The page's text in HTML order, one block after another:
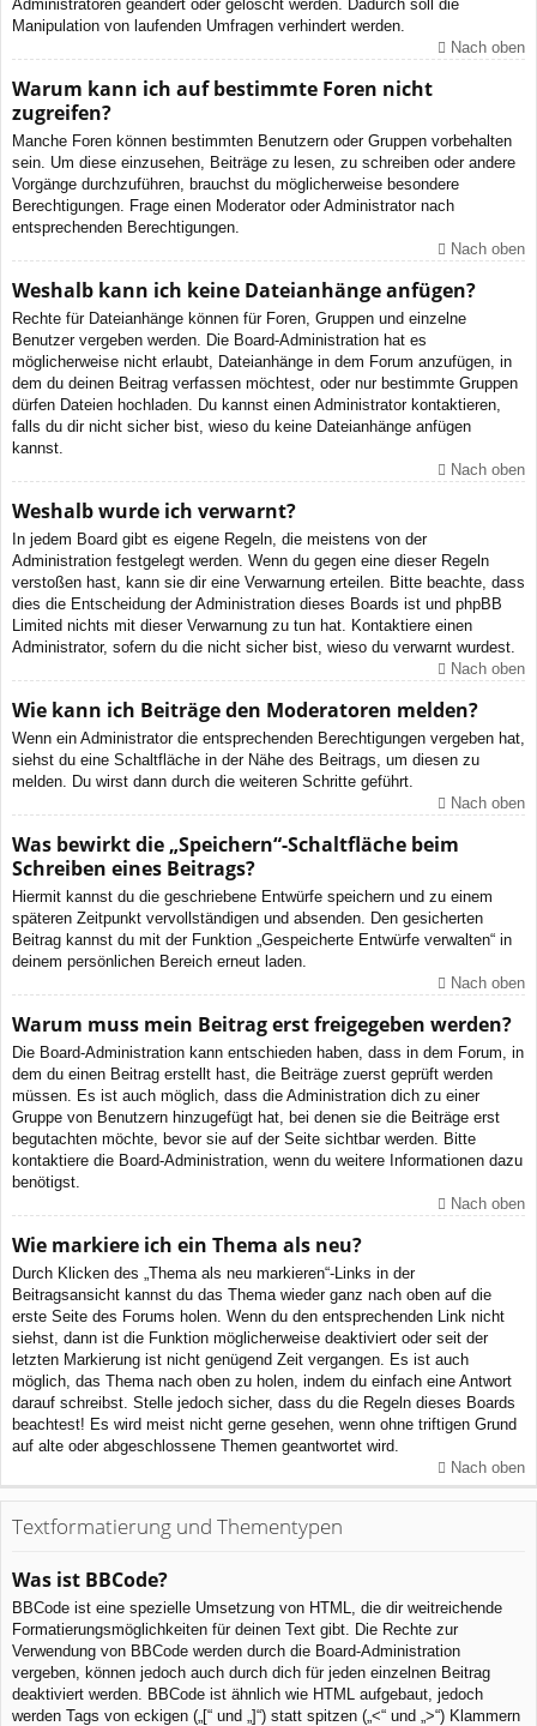
Administratoren geändert oder gelöscht werden. Dadurch soll die
Manipulation von laufenden Umfragen verhindert werden.
Nach oben
Warum kann ich auf bestimmte Foren nicht
zugreifen?
Manche Foren können bestimmten Benutzern oder Gruppen vorbehalten
sein. Um diese einzusehen, Beiträge zu lesen, zu schreiben oder andere
Vorgänge durchzuführen, brauchst du möglicherweise besondere
Berechtigungen. Frage einen Moderator oder Administrator nach
entsprechenden Berechtigungen.
Nach oben
Weshalb kann ich keine Dateianhänge anfügen?
Rechte für Dateianhänge können für Foren, Gruppen und einzelne
Benutzer vergeben werden. Die Board-Administration hat es
möglicherweise nicht erlaubt, Dateianhänge in dem Forum anzufügen, in
dem du deinen Beitrag verfassen möchtest, oder nur bestimmte Gruppen
dürfen Dateien hochladen. Du kannst einen Administrator kontaktieren,
falls du dir nicht sicher bist, wieso du keine Dateianhänge anfügen
kannst.
Nach oben
Weshalb wurde ich verwarnt?
In jedem Board gibt es eigene Regeln, die meistens von der
Administration festgelegt werden. Wenn du gegen eine dieser Regeln
verstoßen hast, kann sie dir eine Verwarnung erteilen. Bitte beachte, dass
dies die Entscheidung der Administration dieses Boards ist und phpBB
Limited nichts mit dieser Verwarnung zu tun hat. Kontaktiere einen
Administrator, sofern du die nicht sicher bist, wieso du verwarnt wurdest.
Nach oben
Wie kann ich Beiträge den Moderatoren melden?
Wenn ein Administrator die entsprechenden Berechtigungen vergeben hat,
siehst du eine Schaltfläche in der Nähe des Beitrags, um diesen zu
melden. Du wirst dann durch die weiteren Schritte geführt.
Nach oben
Was bewirkt die „Speichern“-Schaltfläche beim
Schreiben eines Beitrags?
Hiermit kannst du die geschriebene Entwürfe speichern und zu einem
späteren Zeitpunkt vervollständigen und absenden. Den gesicherten
Beitrag kannst du mit der Funktion „Gespeicherte Entwürfe verwalten“ in
deinem persönlichen Bereich erneut laden.
Nach oben
Warum muss mein Beitrag erst freigegeben werden?
Die Board-Administration kann entschieden haben, dass in dem Forum, in
dem du einen Beitrag erstellt hast, die Beiträge zuerst geprüft werden
müssen. Es ist auch möglich, dass die Administration dich zu einer
Gruppe von Benutzern hinzugefügt hat, bei denen sie die Beiträge erst
begutachten möchte, bevor sie auf der Seite sichtbar werden. Bitte
kontaktiere die Board-Administration, wenn du weitere Informationen dazu
benötigst.
Nach oben
Wie markiere ich ein Thema als neu?
Durch Klicken des „Thema als neu markieren“-Links in der
Beitragsansicht kannst du das Thema wieder ganz nach oben auf die
erste Seite des Forums holen. Wenn du den entsprechenden Link nicht
siehst, dann ist die Funktion möglicherweise deaktiviert oder seit der
letzten Markierung ist nicht genügend Zeit vergangen. Es ist auch
möglich, das Thema nach oben zu holen, indem du einfach eine Antwort
darauf schreibst. Stelle jedoch sicher, dass du die Regeln dieses Boards
beachtest! Es wird meist nicht gerne gesehen, wenn ohne triftigen Grund
auf alte oder abgeschlossene Themen geantwortet wird.
Nach oben
Textformatierung und Thementypen
Was ist BBCode?
BBCode ist eine spezielle Umsetzung von HTML, die dir weitreichende
Formatierungsmöglichkeiten für deinen Text gibt. Die Rechte zur
Verwendung von BBCode werden durch die Board-Administration
vergeben, können jedoch auch durch dich für jeden einzelnen Beitrag
deaktiviert werden. BBCode ist ähnlich wie HTML aufgebaut, jedoch
werden Tags von eckigen („[“ und „]“) statt spitzen („<“ und „>“) Klammern